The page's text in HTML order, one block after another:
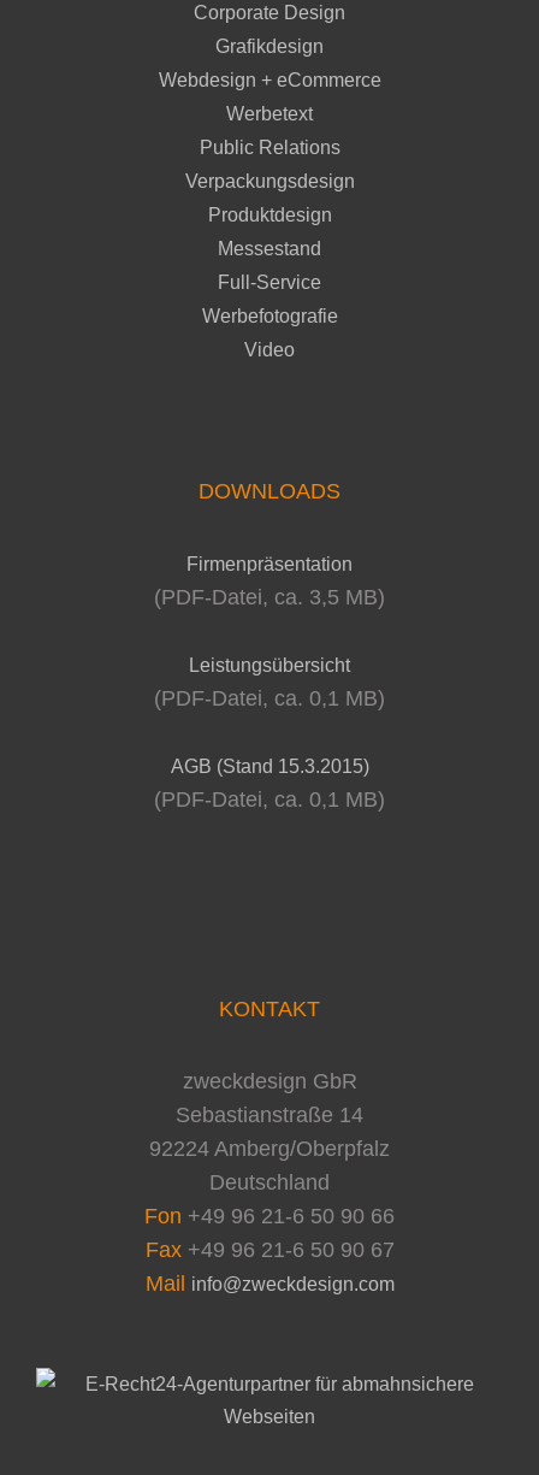
Corporate Design
Grafikdesign
Webdesign + eCommerce
Werbetext
Public Relations
Verpackungsdesign
Produktdesign
Messestand
Full-Service
Werbefotografie
Video
DOWNLOADS
Firmenpräsentation
(PDF-Datei, ca. 3,5 MB)
Leistungsübersicht
(PDF-Datei, ca. 0,1 MB)
AGB (Stand 15.3.2015)
(PDF-Datei, ca. 0,1 MB)
KONTAKT
zweckdesign GbR
Sebastianstraße 14
92224 Amberg/Oberpfalz
Deutschland
Fon +49 96 21-6 50 90 66
Fax+49 96 21-6 50 90 67
Mail
info@zweckdesign.com